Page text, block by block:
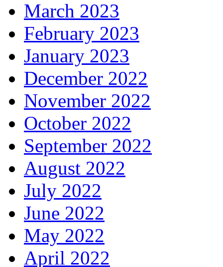
March 2023
February 2023
January 2023
December 2022
November 2022
October 2022
September 2022
August 2022
July 2022
June 2022
May 2022
April 2022